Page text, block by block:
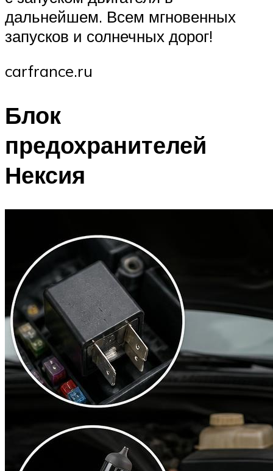
дальнейшем. Всем мгновенных
запусков и солнечных дорог!
carfrance.ru
Блок
предохранителей
Нексия